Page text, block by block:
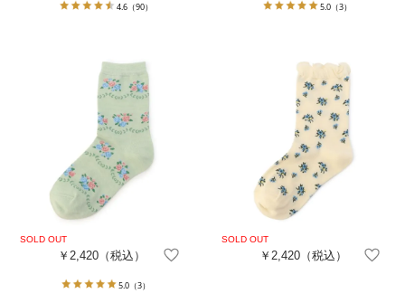
4.6（90） 5.0（3）
￥2,420 （税込）
5.0 （3）
￥2,420（税込）